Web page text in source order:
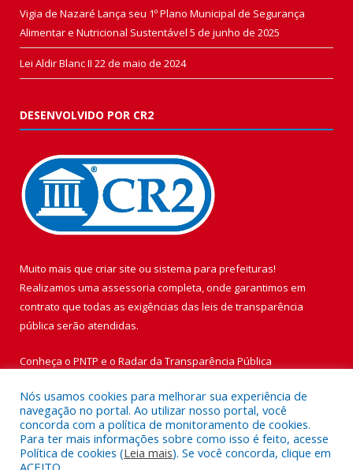
Vigia de Nazaré Lança seu 1º Plano Municipal de Segurança
Alimentar e Nutricional Sustentável 5 de junho de 2025
Lei Aldir Blanc II 22 de maio de 2024
DESENVOLVIDO POR CR2
Muito mais que criar site ou sistema para prefeituras!
Realizamos uma assessoria completa, onde garantimos em
contrato que todas as exigências das leis de transparência
pública serão atendidas.
Conheça o PNTP e o Radar da Transparência Pública
Todos os direitos reservados a Prefeitura Municipal de Vigia de
Nazaré.
Nós usamos cookies para melhorar sua experiência de
navegação no portal. Ao utilizar nosso portal, você
concorda com a política de monitoramento de cookies.
Para ter mais informações sobre como isso é feito, acesse
Política de cookies (Leia mais). Se você concorda, clique em
ACEITO.